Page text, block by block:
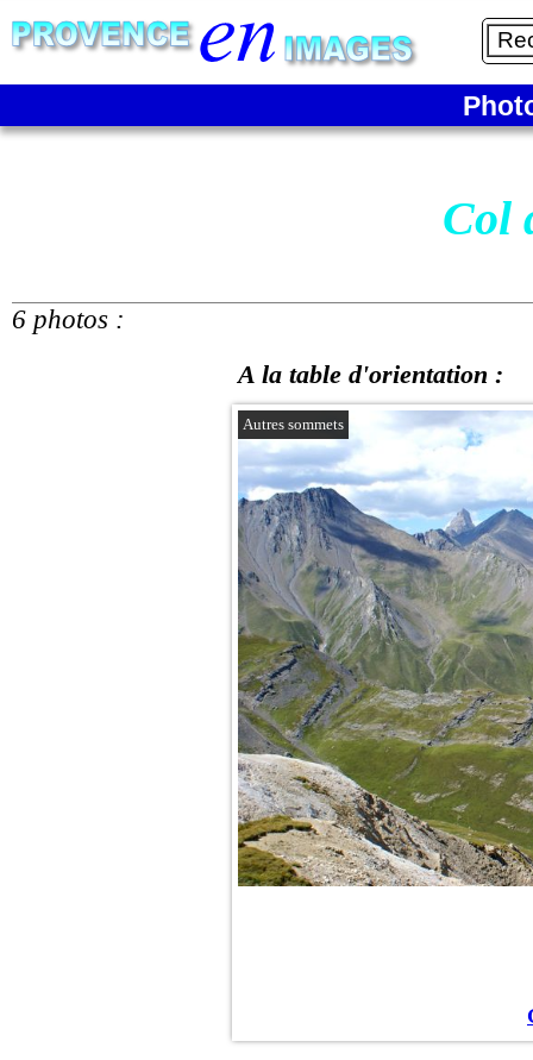
Col
6 photos :
A la table d'orientation :
Autres sommets